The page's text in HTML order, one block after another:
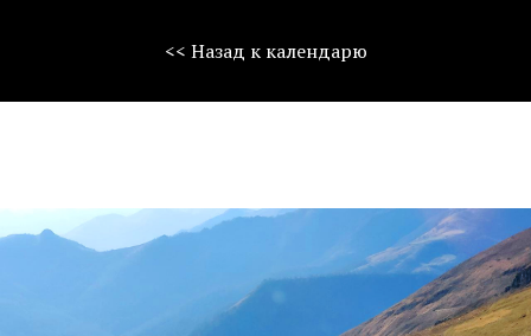
<< Назад к календарю